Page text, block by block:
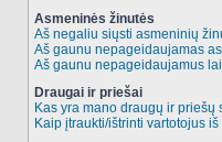
Asmeninės žinutės
Aš negaliu siųsti asmeninių
Aš gaunu nepageidaujamas
Aš gaunu nepageidaujamus
Draugai ir priešai
Kas yra mano draugų ir priešų
Kaip įtraukti/ištrinti vartotojus